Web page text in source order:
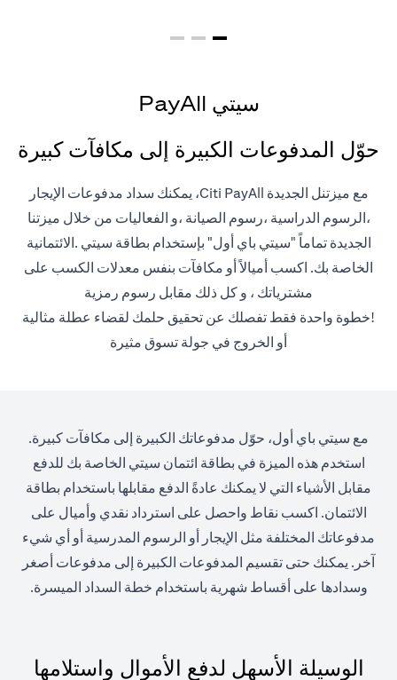
سيتي PayAll
حوّل المدفوعات الكبيرة إلى مكافآت كبيرة
مع ميزتنل الجديدة Citi PayAll، يمكنك سداد مدفوعات الإيجار
،الرسوم الدراسية ،رسوم الصيانة ،و الفعاليات من خلال ميزتنا
الجديدة تماماً "سيتي باي أول" بإستخدام بطاقة سيتي .الائتمانية
الخاصة بك. اكسب أميالاً أو مكافآت بنفس معدلات الكسب على
مشترياتك ، و كل ذلك مقابل رسوم رمزية
!خطوة واحدة فقط تفصلك عن تحقيق حلمك لقضاء عطلة مثالية
أو الخروج في جولة تسوق مثيرة
مع سيتي باي أول، حوّل مدفوعاتك الكبيرة إلى مكافآت كبيرة.
استخدم هذه الميزة في بطاقة ائتمان سيتي الخاصة بك للدفع
مقابل الأشياء التي لا يمكنك عادةً الدفع مقابلها باستخدام بطاقة
الائتمان. اكسب نقاط واحصل على استرداد نقدي وأميال على
مدفوعاتك المختلفة مثل الإيجار أو الرسوم المدرسية أو أي شيء
آخر. يمكنك حتى تقسيم المدفوعات الكبيرة إلى مدفوعات أصغر
وسدادها على أقساط شهرية باستخدام خطة السداد الميسرة.
الوسيلة الأسهل لدفع الأموال واستلامها